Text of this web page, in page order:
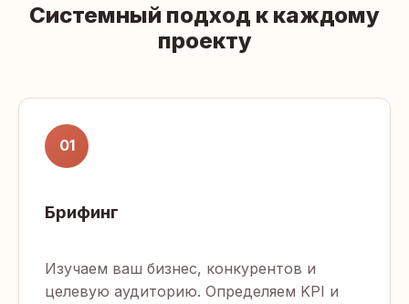
Системный подход к каждому
проекту
01
Брифинг
Изучаем ваш бизнес, конкурентов и
целевую аудиторию. Определяем KPI и